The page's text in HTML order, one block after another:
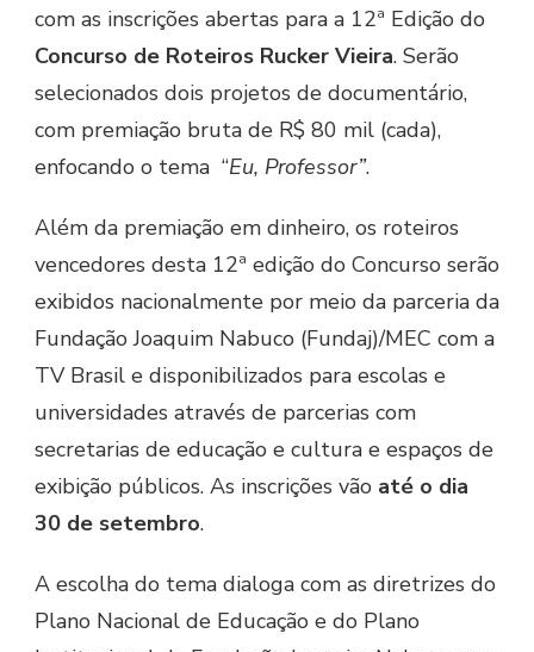
com as inscrições abertas para a 12ª Edição do
Concurso de Roteiros Rucker Vieira. Serão
selecionados dois projetos de documentário,
com premiação bruta de R$ 80 mil (cada),
enfocando o tema “Eu, Professor”.
Além da premiação em dinheiro, os roteiros
vencedores desta 12ª edição do Concurso serão
exibidos nacionalmente por meio da parceria da
Fundação Joaquim Nabuco (Fundaj)/MEC com a
TV Brasil e disponibilizados para escolas e
universidades através de parcerias com
secretarias de educação e cultura e espaços de
exibição públicos. As inscrições vão até o dia
30 de setembro.
A escolha do tema dialoga com as diretrizes do
Plano Nacional de Educação e do Plano